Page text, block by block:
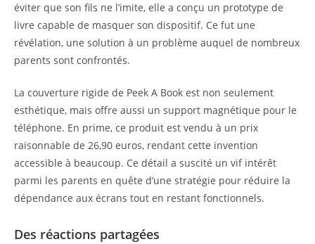
éviter que son fils ne l’imite, elle a conçu un prototype de
livre capable de masquer son dispositif. Ce fut une
révélation, une solution à un problème auquel de nombreux
parents sont confrontés.
La couverture rigide de Peek A Book est non seulement
esthétique, mais offre aussi un support magnétique pour le
téléphone. En prime, ce produit est vendu à un prix
raisonnable de 26,90 euros, rendant cette invention
accessible à beaucoup. Ce détail a suscité un vif intérêt
parmi les parents en quête d’une stratégie pour réduire la
dépendance aux écrans tout en restant fonctionnels.
Des réactions partagées